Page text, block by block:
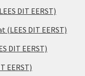
DIT EERST)
DIT EERST)
DIT EERST)
EERST)